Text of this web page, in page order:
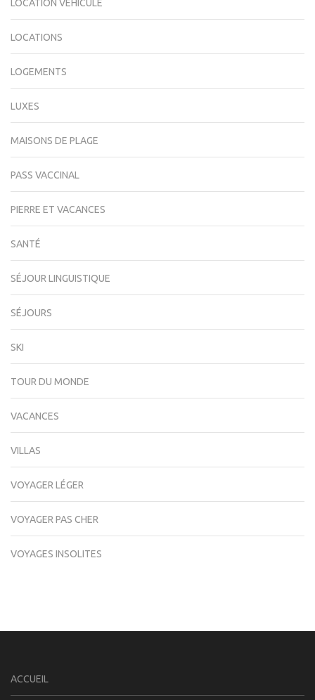
LOCATION VÉHICULE
LOCATIONS
LOGEMENTS
LUXES
MAISONS DE PLAGE
PASS VACCINAL
PIERRE ET VACANCES
SANTÉ
SÉJOUR LINGUISTIQUE
SÉJOURS
SKI
TOUR DU MONDE
VACANCES
VILLAS
VOYAGER LÉGER
VOYAGER PAS CHER
VOYAGES INSOLITES
ACCUEIL